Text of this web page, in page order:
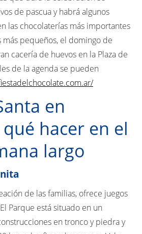
de pascua y habrá algunos
las chocolaterías más importantes
más pequeños, el domingo de
cacería de huevos en la Plaza de
de la agenda se pueden
en
hacer en el
largo
de las familias, ofrece juegos
Parque está situado en un
en tronco y piedra y